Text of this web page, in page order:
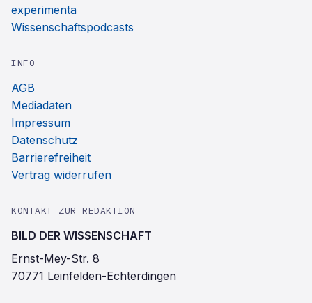
experimenta
Wissenschaftspodcasts
INFO
AGB
Mediadaten
Impressum
Datenschutz
Barrierefreiheit
Vertrag widerrufen
KONTAKT ZUR REDAKTION
BILD DER WISSENSCHAFT
Ernst-Mey-Str. 8
70771 Leinfelden-Echterdingen